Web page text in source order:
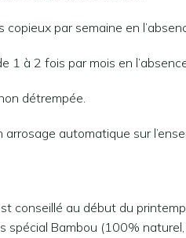
par semaine en
1 à 2 fois par mois en
détrempée.
automatique sur
conseillé au début du
spécial Bambou (100%